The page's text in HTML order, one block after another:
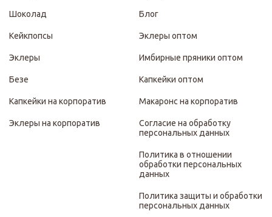
Шоколад
Кейкпопсы
Эклеры
Безе
Капкейки на корпоратив
Эклеры на корпоратив
Блог
Эклеры оптом
Имбирные пряники оптом
Капкейки оптом
Макаронс на корпоратив
Согласие на обработку
персональных данных
Политика в отношении
обработки персональных
данных
Политика защиты и обработки
персональных данных